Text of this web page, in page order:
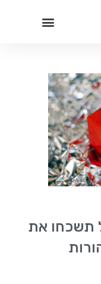
תשכחו את